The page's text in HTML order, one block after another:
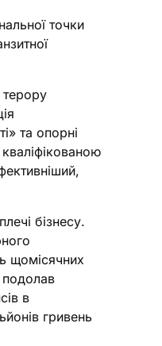
точки
терору
та опорні
бізнесу.
щомісячних
подолав
в
гривень